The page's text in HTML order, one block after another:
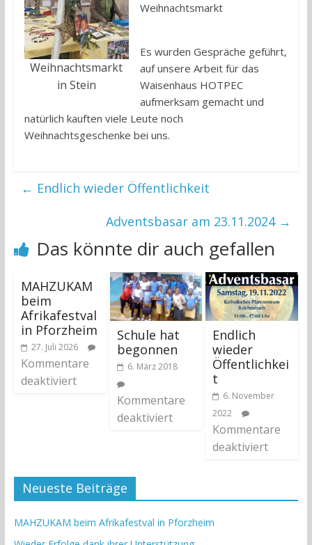
Weihnachtsmarkt
in Stein
Weihnachtsmarkt
Es wurden Gespräche geführt,
auf unsere Arbeit für das
Waisenhaus HOTPEC
aufmerksam gemacht und
natürlich kauften viele Leute noch
Weihnachtsgeschenke bei uns.
← Endlich wieder Öffentlichkeit
Adventsbasar am 23.11.2024 →
Das könnte dir auch gefallen
MAHZUKAM
beim
Afrikafestval
in Pforzheim
27. Juli 2026
Kommentare
deaktiviert
Schule hat
begonnen
6. März 2018
Kommentare
deaktiviert
Endlich
wieder
Öffentlichkei
t
6. November
2022
Kommentare
deaktiviert
Neueste Beiträge
MAHZUKAM beim Afrikafestval in Pforzheim